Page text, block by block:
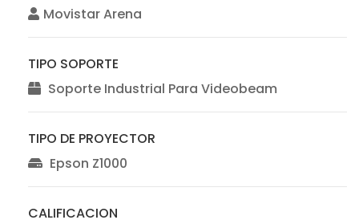
Movistar Arena
TIPO SOPORTE
Soporte Industrial Para Videobeam
TIPO DE PROYECTOR
Epson Z1000
CALIFICACION